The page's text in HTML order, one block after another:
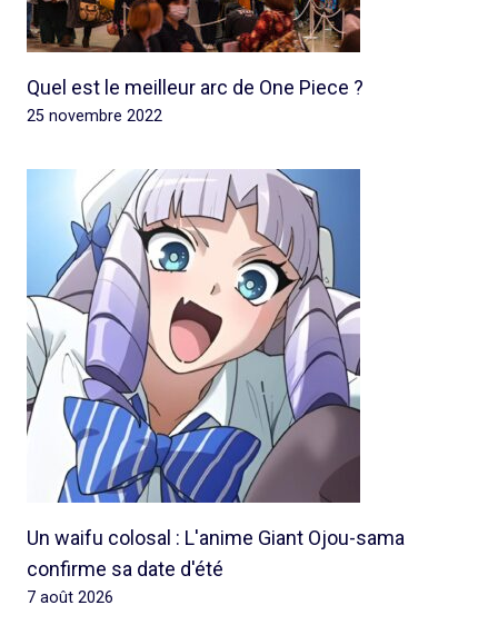
Quel est le meilleur arc de One Piece ?
25 novembre 2022
Un waifu colosal : L'anime Giant Ojou-sama
confirme sa date d'été
7 août 2026